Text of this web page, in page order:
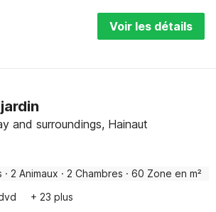
Voir les détails
and surroundings, Hainaut
· 2 Animaux · 2 Chambres · 60 Zone en m²
+ 23 plus